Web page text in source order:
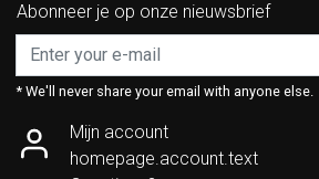
Abonneer je op onze nieuwsbrief
* We'll never share your email with anyone else.
Mijn account
homepage.account.text